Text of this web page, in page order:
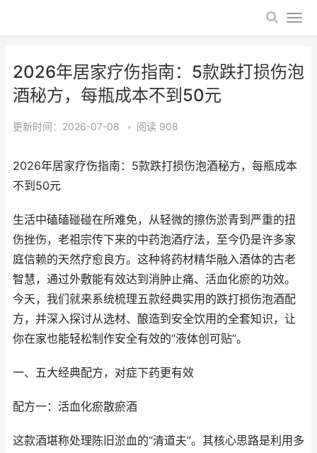
2026年居家疗伤指南：5款跌打损伤泡
酒秘方，每瓶成本不到50元
更新时间：2026-07-08 • 阅读 908
2026年居家疗伤指南：5款跌打损伤泡酒秘方，每瓶成本
不到50元
生活中磕磕碰碰在所难免，从轻微的擦伤淤青到严重的扭
伤挫伤，老祖宗传下来的中药泡酒疗法，至今仍是许多家
庭信赖的天然疗愈良方。这种将药材精华融入酒体的古老
智慧，通过外敷能有效达到消肿止痛、活血化瘀的功效。
今天，我们就来系统梳理五款经典实用的跌打损伤泡酒配
方，并深入探讨从选材、酿造到安全饮用的全套知识，让
你在家也能轻松制作安全有效的“液体创可贴”。
一、五大经典配方，对症下药更有效
配方一：活血化瘀散瘀酒
这款酒堪称处理陈旧淤血的“清道夫”。其核心思路是利用多